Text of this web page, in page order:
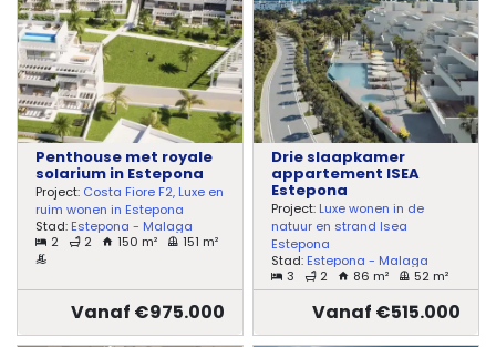
Penthouse met royale
solarium in Estepona
Project: Costa Fiore F2, Luxe en
ruim wonen in Estepona
Stad: Estepona - Malaga
2
2 150 m² 151 m²
Vanaf €975.000
Drie slaapkamer
appartement ISEA
Estepona
Project: Luxe wonen in de
natuur en strand Isea
Estepona
Stad: Estepona - Malaga
3
2 86 m² 52 m²
Vanaf €515.000